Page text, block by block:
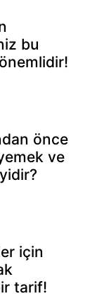
bu
önce
ve
için
tarif!